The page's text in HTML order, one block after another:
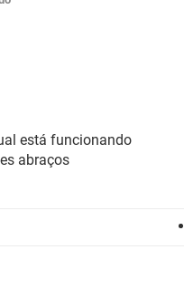
está funcionando
abraços